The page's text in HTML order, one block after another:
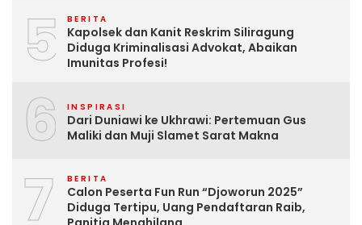
5 BERITA
Kapolsek dan Kanit Reskrim Siliragung
Diduga Kriminalisasi Advokat, Abaikan
Imunitas Profesi!
6 INSPIRASI
Dari Duniawi ke Ukhrawi: Pertemuan Gus
Maliki dan Muji Slamet Sarat Makna
7 BERITA
Calon Peserta Fun Run “Djoworun 2025”
Diduga Tertipu, Uang Pendaftaran Raib,